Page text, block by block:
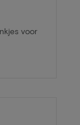
voor